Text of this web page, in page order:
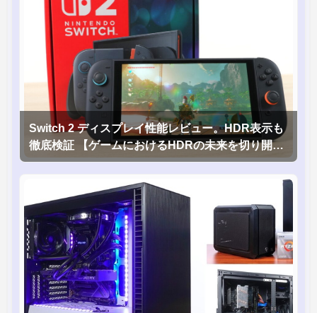
Switch 2 ディスプレイ性能レビュー。HDR表示も
徹底検証 【ゲームにおけるHDRの未来を切り開く
1台！】